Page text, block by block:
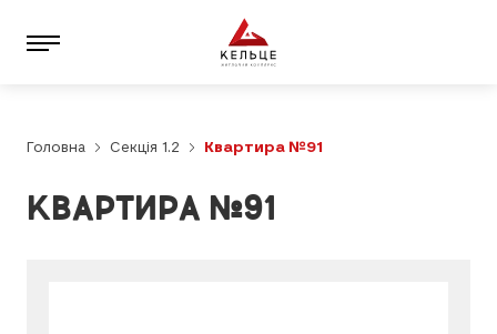
Головна Секція 1.2 Квартира №91
КВАРТИРА №91